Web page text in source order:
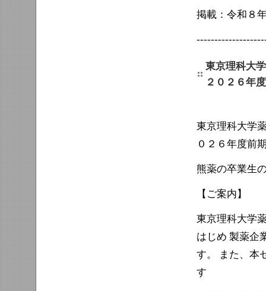
掲載：令和８
東京理科大
２０２６年
東京理科大学
０２６年度前
熊薬の卒業生
【ご案内】
東京理科大学
はじめ 製薬企
す。 また、本
す